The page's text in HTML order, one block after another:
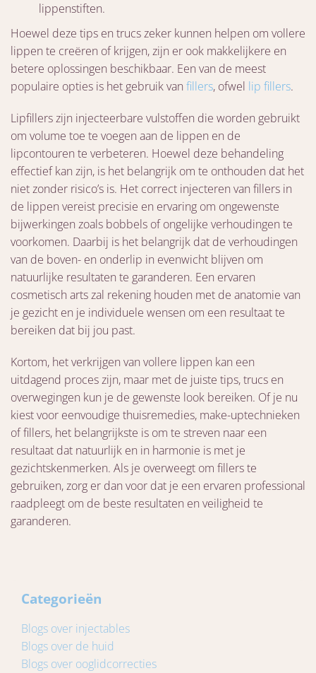
lippenstiften.
Hoewel deze tips en trucs zeker kunnen helpen om vollere
lippen te creëren of krijgen, zijn er ook makkelijkere en
betere oplossingen beschikbaar. Een van de meest
populaire opties is het gebruik van fillers, ofwel lip fillers.
Lipfillers zijn injecteerbare vulstoffen die worden gebruikt
om volume toe te voegen aan de lippen en de
lipcontouren te verbeteren. Hoewel deze behandeling
effectief kan zijn, is het belangrijk om te onthouden dat het
niet zonder risico’s is. Het correct injecteren van fillers in
de lippen vereist precisie en ervaring om ongewenste
bijwerkingen zoals bobbels of ongelijke verhoudingen te
voorkomen. Daarbij is het belangrijk dat de verhoudingen
van de boven- en onderlip in evenwicht blijven om
natuurlijke resultaten te garanderen. Een ervaren
cosmetisch arts zal rekening houden met de anatomie van
je gezicht en je individuele wensen om een resultaat te
bereiken dat bij jou past.
Kortom, het verkrijgen van vollere lippen kan een
uitdagend proces zijn, maar met de juiste tips, trucs en
overwegingen kun je de gewenste look bereiken. Of je nu
kiest voor eenvoudige thuisremedies, make-uptechnieken
of fillers, het belangrijkste is om te streven naar een
resultaat dat natuurlijk en in harmonie is met je
gezichtskenmerken. Als je overweegt om fillers te
gebruiken, zorg er dan voor dat je een ervaren professional
raadpleegt om de beste resultaten en veiligheid te
garanderen.
Categorieën
Blogs over injectables
Blogs over de huid
Blogs over ooglidcorrecties